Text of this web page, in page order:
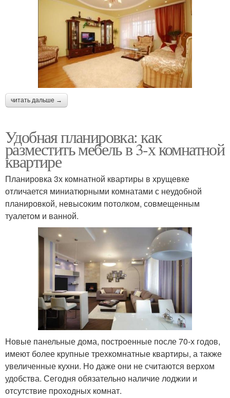
читать дальше →
Удобная планировка: как
разместить мебель в 3-х комнатной
квартире
Планировка 3х комнатной квартиры в хрущевке
отличается миниатюрными комнатами с неудобной
планировкой, невысоким потолком, совмещенным
туалетом и ванной.
Новые панельные дома, построенные после 70-х годов,
имеют более крупные трехкомнатные квартиры, а также
увеличенные кухни. Но даже они не считаются верхом
удобства. Сегодня обязательно наличие лоджии и
отсутствие проходных комнат.